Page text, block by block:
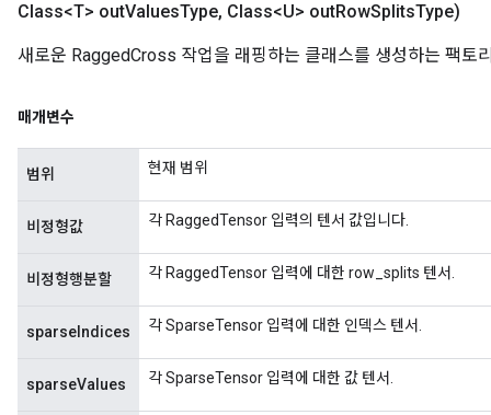
Class<T> outValuesType, Class<U> outRowSplitsType)
새로운 RaggedCross 작업을 래핑하는 클래스를 생성하는 팩토
매개변수
범위 현재 범위
비정형값 각 RaggedTensor 입력의 텐서 값입니다.
비정형행분할 각 RaggedTensor 입력에 대한 row_splits 텐서.
sparseIndices 각 SparseTensor 입력에 대한 인덱스 텐서.
sparseValues 각 SparseTensor 입력에 대한 값 텐서.